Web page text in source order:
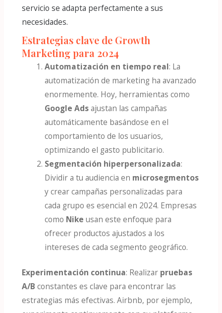
servicio se adapta perfectamente a sus
necesidades.
Estrategias clave de Growth
Marketing para 2024
Automatización en tiempo real: La
automatización de marketing ha avanzado
enormemente. Hoy, herramientas como
Google Adsajustan las campañas
automáticamente basándose en el
comportamiento de los usuarios,
optimizando el gasto publicitario.
Segmentación hiperpersonalizada:
Dividir a tu audiencia en microsegmentos
y crear campañas personalizadas para
cada grupo es esencial en 2024. Empresas
como Nike usan este enfoque para
ofrecer productos ajustados a los
intereses de cada segmento geográfico.
Experimentación continua: Realizar pruebas
A/B constantes es clave para encontrar las
estrategias más efectivas. Airbnb, por ejemplo,